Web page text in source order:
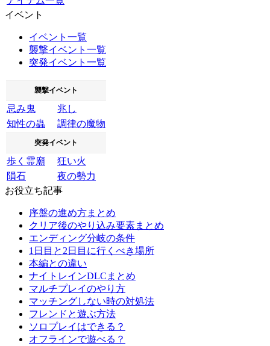
イベント
イベント一覧
襲撃イベント一覧
突発イベント一覧
襲撃イベント
忌み鬼
兆し
知性の蟲
調律の魔物
突発イベント
歩く霊廟
狂い火
隕石
夜の勢力
お役立ち記事
序盤の進め方まとめ
クリア後のやり込み要素まとめ
エンディング分岐の条件
1日目と2日目に行くべき場所
本編との違い
ナイトレインDLCまとめ
マルチプレイのやり方
マッチングしない時の対処法
フレンドと遊ぶ方法
ソロプレイはできる？
オフラインで遊べる？